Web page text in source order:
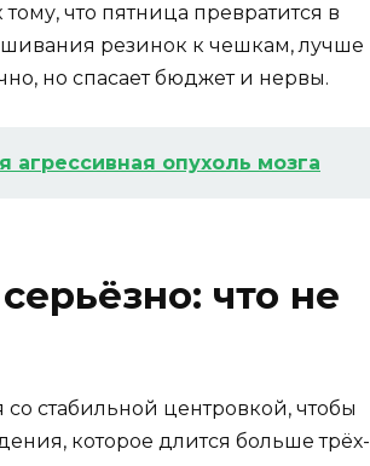
что пятница превратится в
резинок к чешкам, лучше
но спасает бюджет и нервы.
агрессивная опухоль мозга
что не
стабильной центровкой, чтобы
которое длится больше трёх-